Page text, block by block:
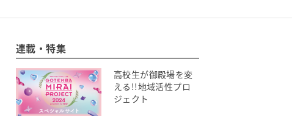
連載・特集
高校生が御殿場を変
える!!地域活性プロ
ジェクト